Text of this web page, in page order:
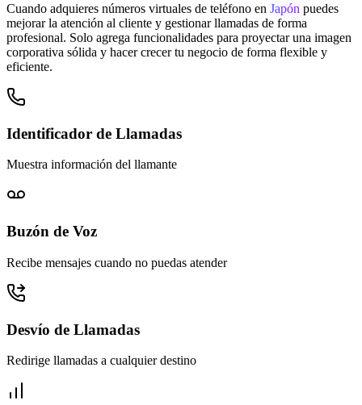
Cuando adquieres números virtuales de teléfono en Japón puedes
mejorar la atención al cliente y gestionar llamadas de forma
profesional. Solo agrega funcionalidades para proyectar una imagen
corporativa sólida y hacer crecer tu negocio de forma flexible y
eficiente.
Identificador de Llamadas
Muestra información del llamante
Buzón de Voz
Recibe mensajes cuando no puedas atender
Desvío de Llamadas
Redirige llamadas a cualquier destino